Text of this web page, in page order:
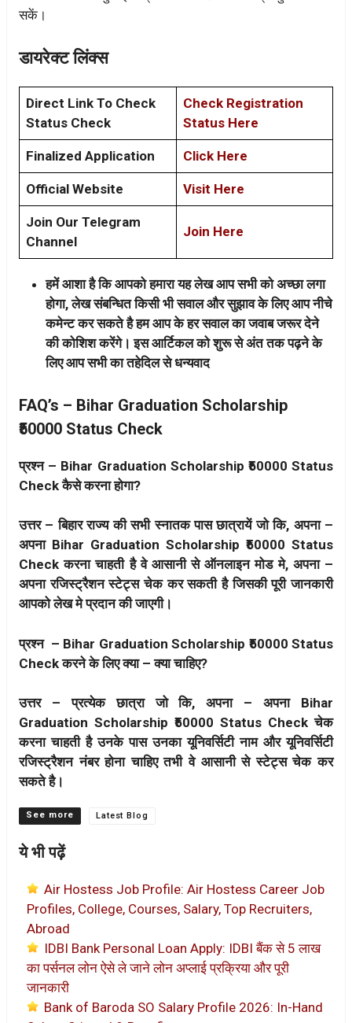
सकें।
डायरेक्ट लिंक्स
Direct Link To Check
Status Check
Check Registration
Status Here
Finalized Application Click Here
Official Website Visit Here
Join Our Telegram
Channel
Join Here
हमें आशा है कि आपको हमारा यह लेख आप सभी को अच्छा लगा
होगा, लेख संबन्धित किसी भी सवाल और सुझाव के लिए आप नीचे
कमेन्ट कर सकते है हम आप के हर सवाल का जवाब जरूर देने
की कोशिश करेंगे। इस आर्टिकल को शुरू से अंत तक पढ़ने के
लिए आप सभी का तहेदिल से धन्यवाद
FAQ’s – Bihar Graduation Scholarship
₹50000 Status Check
प्रश्न – Bihar Graduation Scholarship ₹50000 Status
Check कैसे करना होगा?
उत्तर – बिहार राज्य की सभी स्नातक पास छात्रायें जो कि, अपना –
अपना Bihar Graduation Scholarship ₹50000 Status
Check करना चाहती है वे आसानी से ऑनलाइन मोड मे, अपना –
अपना रजिस्ट्रैशन स्टेट्स चेक कर सकती है जिसकी पूरी जानकारी
आपको लेख मे प्रदान की जाएगी।
प्रश्न – Bihar Graduation Scholarship ₹50000 Status
Check करने के लिए क्या – क्या चाहिए?
उत्तर – प्रत्येक छात्रा जो कि, अपना – अपना Bihar
Graduation Scholarship ₹50000 Status Check चेक
करना चाहती है उनके पास उनका यूनिवर्सिटी नाम और यूनिवर्सिटी
रजिस्ट्रैशन नंबर होना चाहिए तभी वे आसानी से स्टेट्स चेक कर
सकते है।
Categories Latest Blog
ये भी पढ़ें
Air Hostess Job Profile: Air Hostess Career Job
Profiles, College, Courses, Salary, Top Recruiters,
Abroad
IDBI Bank Personal Loan Apply: IDBI बैंक से 5 लाख
का पर्सनल लोन ऐसे ले जाने लोन अप्लाई प्रक्रिया और पूरी
जानकारी
Bank of Baroda SO Salary Profile 2026: In-Hand